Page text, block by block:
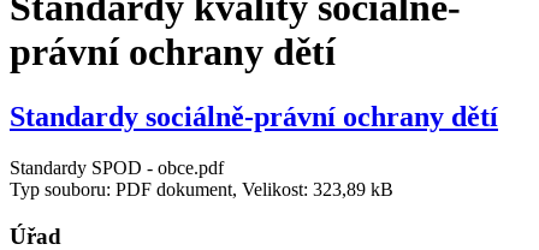
právní ochrany dětí
Standardy sociálně-právní ochrany dětí
Standardy SPOD - obce.pdf
Typ souboru: PDF dokument, Velikost: 323,89 kB
Úřad